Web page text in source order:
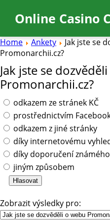
Online Casino
Home Ankety
Jak jste se
Promonarchii.cz?
Jak jste se
Promonarchii.cz?
odkazem ze stránek KČ
prostřednictvím
odkazem z jiné stránky
díky internetovému
díky doporučení známého
jiným způsobem
Zobrazit výsledky pro: